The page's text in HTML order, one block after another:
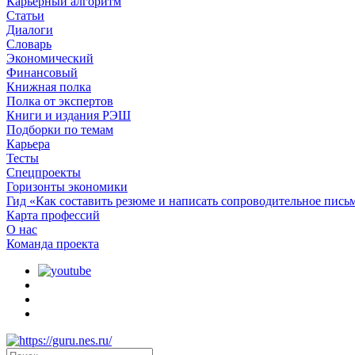
Статьи
Диалоги
Словарь
Экономический
Финансовый
Книжная полка
Полка от экспертов
Книги и издания РЭШ
Подборки по темам
Карьера
Тесты
Спецпроекты
Горизонты экономики
Гид «Как составить резюме и написать сопроводительное
Карта профессий
О наc
Команда проекта